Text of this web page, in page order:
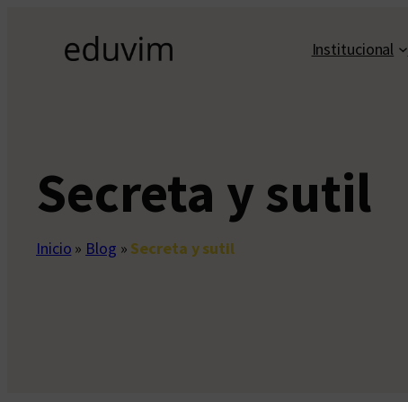
contenido
Institucional
Secreta y sutil
Inicio » Blog » Secreta y sutil